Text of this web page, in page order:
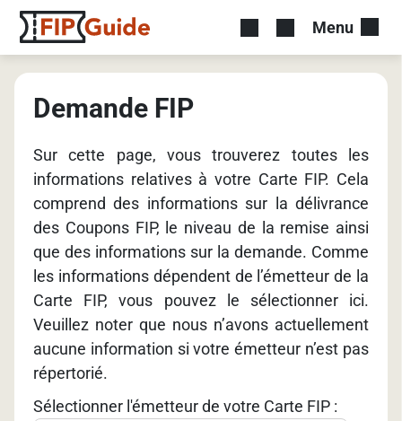
Menu
Demande FIP
Sur cette page, vous trouverez toutes les
informations relatives à votre Carte FIP. Cela
comprend des informations sur la délivrance
des Coupons FIP, le niveau de la remise ainsi
que des informations sur la demande. Comme
les informations dépendent de l’émetteur de la
Carte FIP, vous pouvez le sélectionner ici.
Veuillez noter que nous n’avons actuellement
aucune information si votre émetteur n’est pas
répertorié.
Sélectionner l'émetteur de votre Carte FIP :